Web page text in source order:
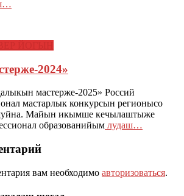
2024»
мастерже-2025» Россий
мастарлык конкурсын регионысо
Майын икымше кечылаштыже
образованийым лудаш…
вам необходимо авторизоваться.